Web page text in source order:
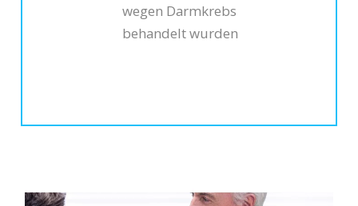
wegen Darmkrebs
behandelt wurden